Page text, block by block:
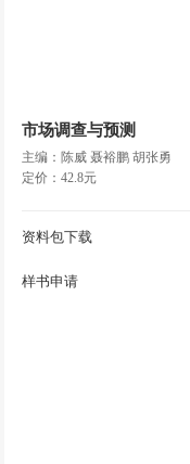
市场调查与预测
主编：陈威 聂裕鹏 胡张勇
定价：42.8元
资料包下载
样书申请